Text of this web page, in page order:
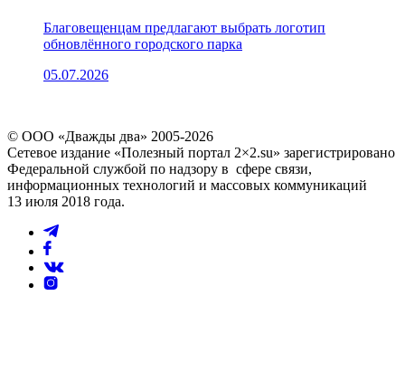
Благовещенцам предлагают выбрать логотип
обновлённого городского парка
05.07.2026
© ООО «Дважды два» 2005-2026
Сетевое издание «Полезный портал 2×2.su» зарегистрировано
Федеральной службой по надзору в сфере связи,
информационных технологий и массовых коммуникаций
13 июля 2018 года.